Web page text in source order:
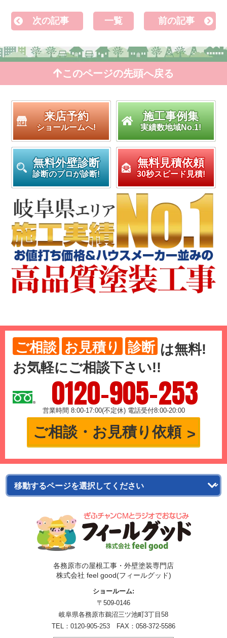
次の記事 一覧 前の記事
このページの先頭へ戻る
来店予約
ショールームへ!
施工事例集
実績数地域No.1!
無料外壁診断
診断のプロが診断!
無料見積依頼
30秒スピード見積!
ご相談 お見積り 診断 は無料!
お気軽にご相談下さい!!
0120-905-253
営業時間 8:00-17:00(不定休) 電話受付8:00-20:00
ご相談・お見積り依頼
各務原市の屋根工事・外壁塗装専門店
株式会社 feel good(フィールグッド)
ショールーム:
〒509-0146
岐阜県各務原市鵜沼三ツ池町3丁目58
TEL： 0120-905-253 FAX：058-372-5586